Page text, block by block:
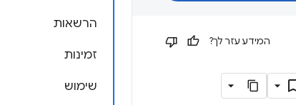
הרשאות
זמינות
שימוש
המידע עזר לך?